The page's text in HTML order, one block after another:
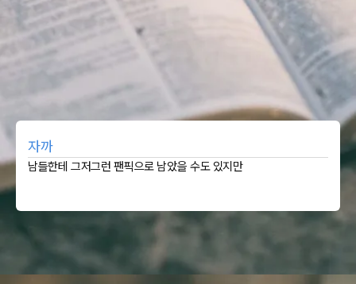
자까
남들한테 그저그런 팬픽으로 남았을 수도 있지만